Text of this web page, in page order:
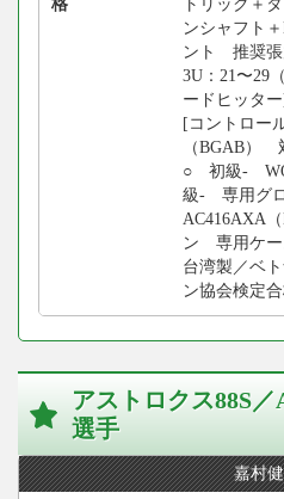
格
トリック＋
ンシャフト
ント 推奨張
3U：21〜29
ードヒッタ
[コントロー
（BGAB）
○ 初級-
級- 専用グ
AC416AXA
ン 専用ケー
台湾製／ベ
ン協会検定合
アストロクス88S／
選手
嘉村